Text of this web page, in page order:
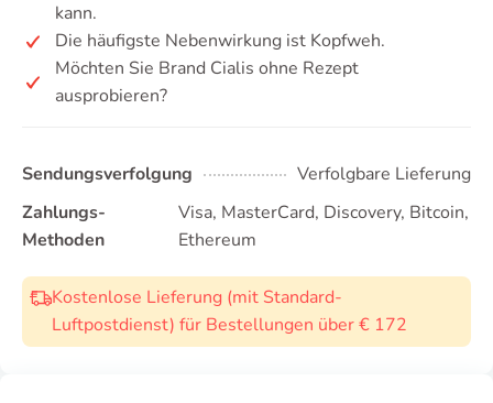
kann.
Die häufigste Nebenwirkung ist Kopfweh.
Möchten Sie Brand Cialis ohne Rezept
ausprobieren?
Sendungsverfolgung
Verfolgbare Lieferung
Zahlungs-
Methoden
Visa, MasterCard, Discovery, Bitcoin,
Ethereum
Kostenlose Lieferung (mit Standard-
Luftpostdienst) für Bestellungen über € 172